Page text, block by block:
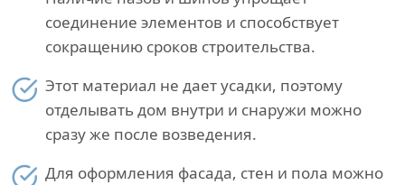
соединение элементов и способствует
сокращению сроков строительства.
Этот материал не дает усадки, поэтому
отделывать дом внутри и снаружи можно
сразу же после возведения.
Для оформления фасада, стен и пола можно